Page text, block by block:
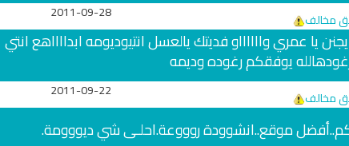
مخالف 2011-09-28
يا عمري وااااااو فديتك يالعسل انتيوديومه ابدااااهع انتي
يوفقكم رغوده وديمه
مخالف 2011-09-22
موقع..انشوودة روووعة.احلـى شي ديووومة.
القران الكريم مرتل بصوت الشيخ عبد
الباسط مشاري العفاسي